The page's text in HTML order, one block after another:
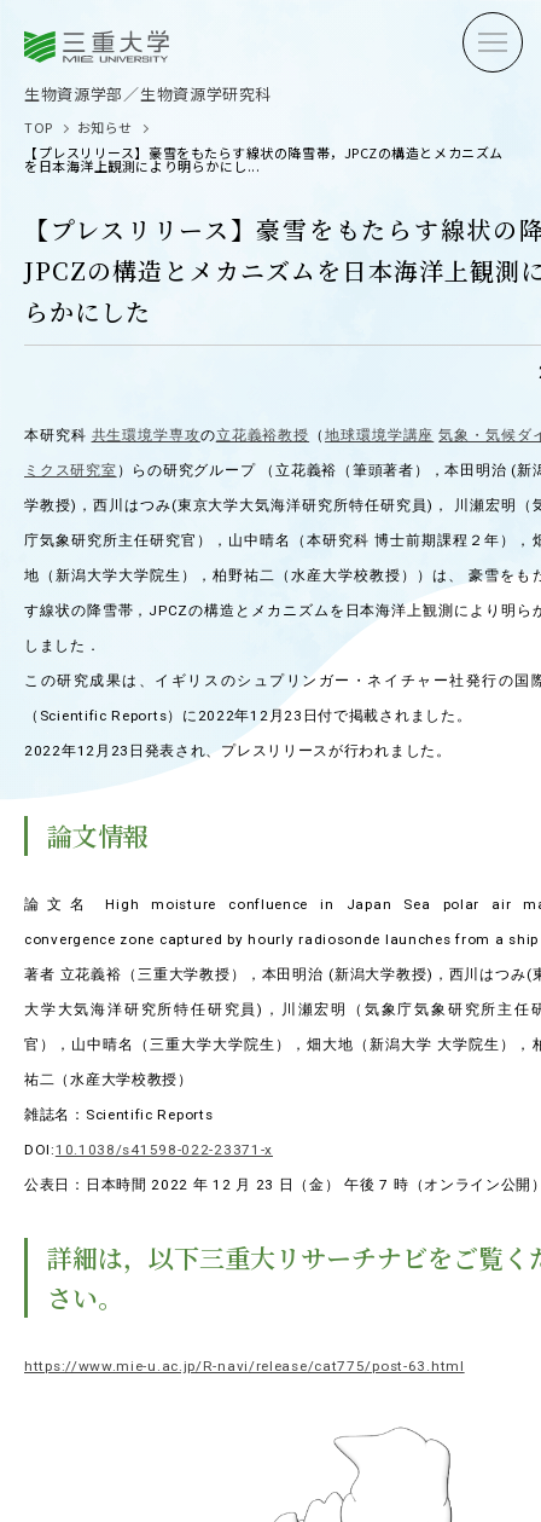
生物資源学部 生物資源学研究科
受験生の方へ 在学生
卒業生の方へ 企業・
オープンキャンパス
OUR OPEN
学問探求セミナー
INTERVIEW
学生研究紹介・
教育（学部・大学院等）
ADMISSION
入試情報
RESEARCH
研究
SOCIAL
社会連携
CAMPUS LIFE
TOP
お知らせ
【プレスリリース】豪雪をもたらす線状の降雪帯，JPCZの構造とメカニズム
を日本海洋上観測により明らかにし...
【プレスリリース】豪雪をもたらす線状の
JPCZの構造とメカニズムを日本海洋上観測
らかにした
本研究科 共生環境学専攻の立花義裕教授 （地球環境学講座 気象・気候ダ
ミクス研究室 ）らの研究グループ （立花義裕（筆頭著者），本田明治 (新
学教授)，西川はつみ(東京大学大気海洋研究所特任研究員)， 川瀬宏明（
庁気象研究所主任研究官），山中晴名（本研究科 博士前期課程２年），
地（新潟大学大学院生），柏野祐二（水産大学校教授））は、 豪雪をも
す線状の降雪帯，JPCZの構造とメカニズムを日本海洋上観測により明ら
しました．
この研究成果は、イギリスのシュプリンガー・ネイチャー社発行の国
（Scientific Reports）に2022年12月23日付で掲載されました。
2022年12月23日発表され、プレスリリースが行われました。
論文情報
論文名 High moisture confluence in Japan Sea polar air
convergence zone captured by hourly radiosonde launches from a ship
著者 立花義裕（三重大学教授），本田明治 (新潟大学教授)，西川はつみ(
大学大気海洋研究所特任研究員)，川瀬宏明（気象庁気象研究所主任
官），山中晴名（三重大学大学院生），畑大地（新潟大学 大学院生），
祐二（水産大学校教授）
雑誌名：Scientific Reports
DOI:10.1038/s41598-022-23371-x
公表日：日本時間 2022 年 12 月 23 日（金） 午後 7 時（オンライン公開
詳細は，以下三重大リサーチナビをご覧く
さい。
https://www.mie-u.ac.jp/R-navi/release/cat775/post-63.html